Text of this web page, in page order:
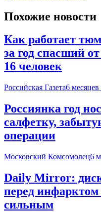
Похожие новости
Как работает
за год спасший
16 человек
Российская Газета6 месяцев
Россиянка год
салфетку,
операции
Московский Комсомолец6
Daily Mirror:
перед инфарктом
сильным